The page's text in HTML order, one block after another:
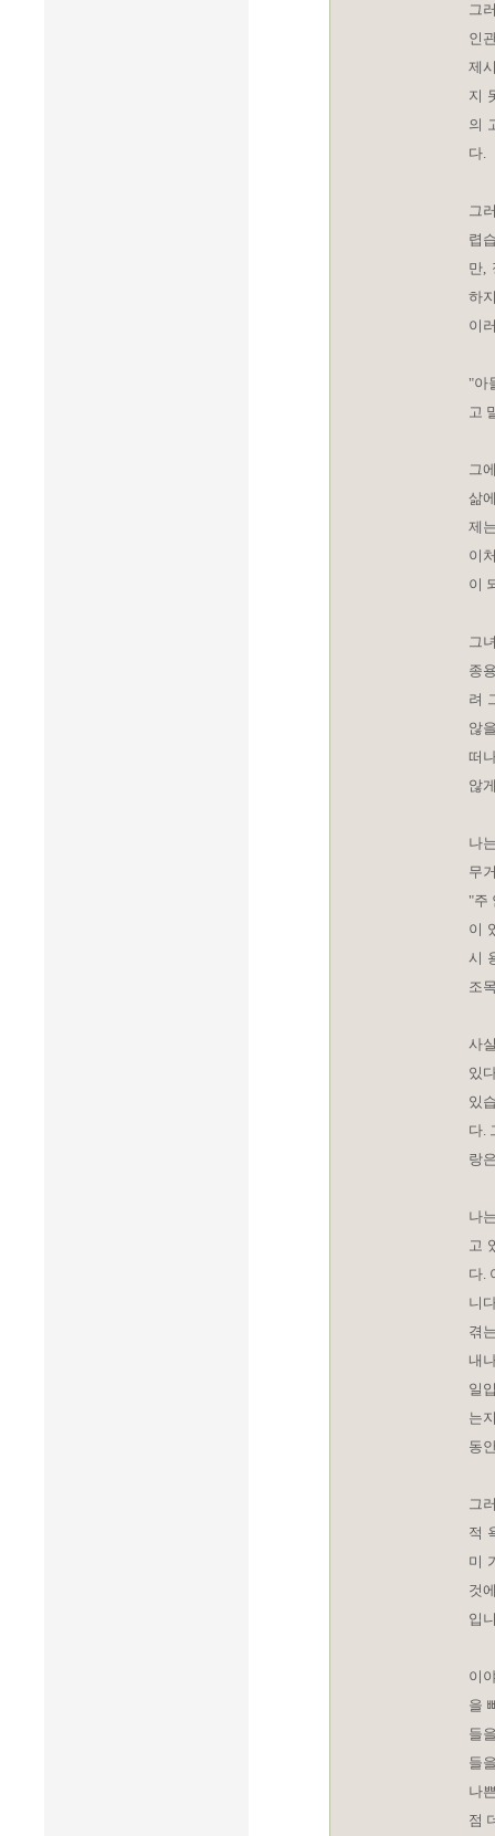
그
인
제
지
의
다.
그
렵
만,
하
이
"아
고
그
삶
제
이
이
그
종
려
않
떠
않
나
무
"주
이
시
조
사
있
있
다.
랑
나
고
다.
니
겪
내
일
는
동
그
적
미
것
입
이
을
들
들
나
점